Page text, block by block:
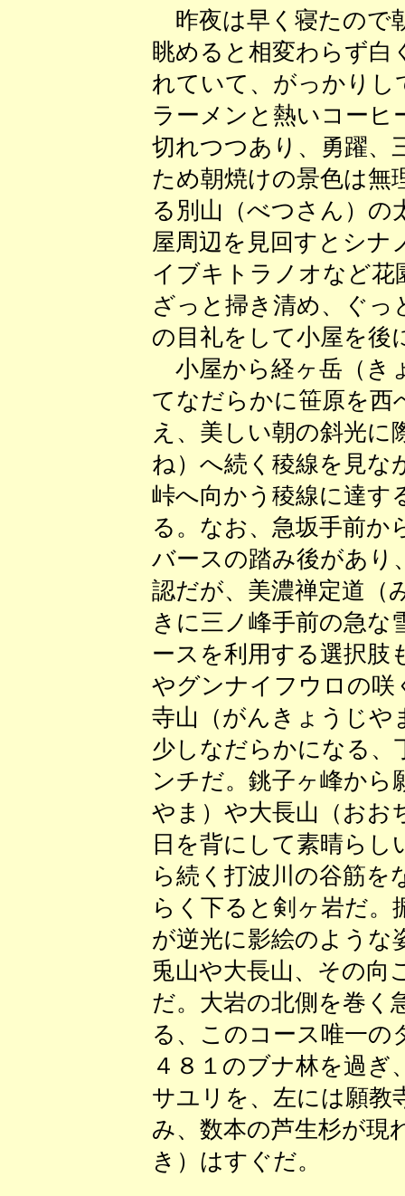
昨夜は早く寝たので
眺めると相変わらず白
れていて、がっかりし
ラーメンと熱いコーヒ
切れつつあり、勇躍、
ため朝焼けの景色は無
る別山（べつさん）の
屋周辺を見回すとシナ
イブキトラノオなど花
ざっと掃き清め、ぐ
の目礼をして小屋を後
小屋から経ヶ岳（き
てなだらかに笹原を西
え、美しい朝の斜光に
ね）へ続く稜線を見な
峠へ向かう稜線に達す
る。なお、急坂手前か
バースの踏み後があり
認だが、美濃禅定道（
きに三ノ峰手前の急な
ースを利用する選択肢
やグンナイフウロの咲
寺山（がんきょうじや
少しなだらかになる、
ンチだ。銚子ヶ峰から
やま）や大長山（おお
日を背にして素晴らし
ら続く打波川の谷筋を
らく下ると剣ヶ岩だ。
が逆光に影絵のような
兎山や大長山、その向
だ。大岩の北側を巻く
る、このコース唯一の
４８１のブナ林を過
サユリを、左には願教
み、数本の芦生杉が現
き）はすぐだ。